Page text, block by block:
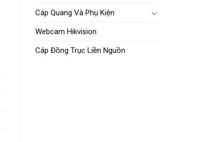
Cáp Quang Và Phụ Kiện
Webcam Hikvision
Cáp Đồng Trục Liền Nguồn